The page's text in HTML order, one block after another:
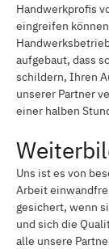
Handwerkprofis
eingreifen
aufgebaut, dass
schildern, Ihren
unserer Partner
einer halben
Uns ist es von
Arbeit
gesichert, wenn
und sich die
alle unsere